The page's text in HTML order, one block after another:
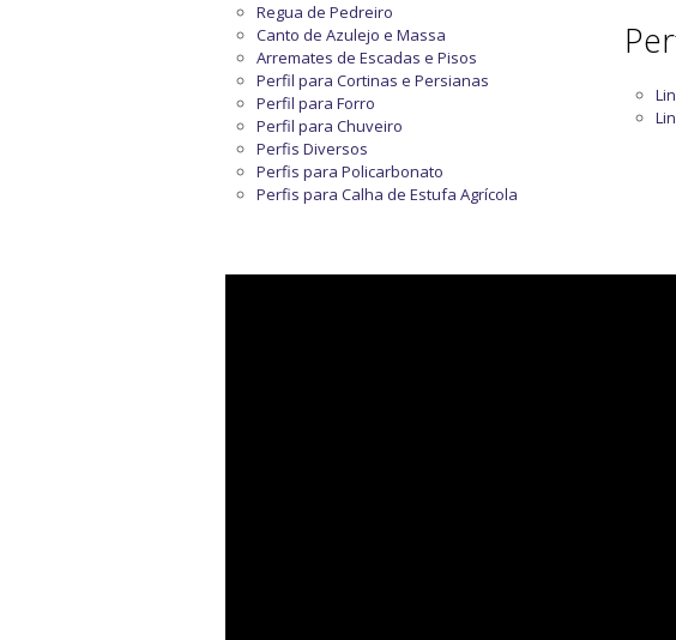
Regua de Pedreiro
Canto de Azulejo e Massa
Arremates de Escadas e Pisos
Perfil para Cortinas e Persianas
Perfil para Forro
Perfil para Chuveiro
Perfis Diversos
Perfis para Policarbonato
Perfis para Calha de Estufa Agrícola